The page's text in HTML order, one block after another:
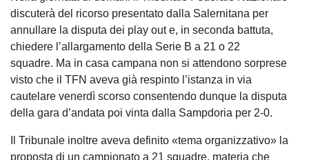
discuterà del ricorso presentato dalla Salernitana per
annullare la disputa dei play out e, in seconda battuta,
chiedere l’allargamento della Serie B a 21 o 22
squadre. Ma in casa campana non si attendono sorprese
visto che il TFN aveva già respinto l’istanza in via
cautelare venerdì scorso consentendo dunque la disputa
della gara d’andata poi vinta dalla Sampdoria per 2-0.
Il Tribunale inoltre aveva definito «tema organizzativo» la
proposta di un campionato a 21 squadre, materia che